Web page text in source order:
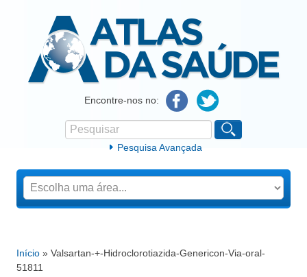
Atlas da SaúdeEncontre-nos no:
Formulário de procura
Pesquisar
Pesquisa Avançada
Está aqui
Início » Valsartan-+-Hidroclorotiazida-Genericon-Via-oral-
51811